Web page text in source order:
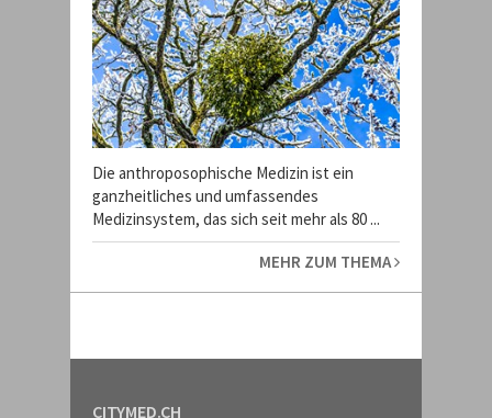
Die anthroposophische Medizin ist ein
ganzheitliches und umfassendes
Medizinsystem, das sich seit mehr als 80 ...
MEHR ZUM THEMA
CITYMED.CH